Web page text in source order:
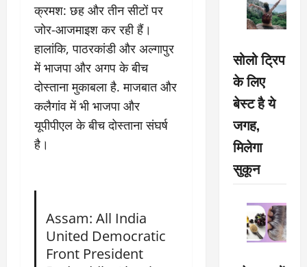
क्रमश: छह और तीन सीटों पर
जोर-आजमाइश कर रही हैं।
हालांकि, पाठरकांडी और अल्गापुर
में भाजपा और अगप के बीच
दोस्ताना मुकाबला है. माजबात और
कलैगांव में भी भाजपा और
यूपीपीएल के बीच दोस्ताना संघर्ष
है।
Assam: All India
United Democratic
Front President
सोलो ट्रिप
के लिए
बेस्ट है ये
जगह,
मिलेगा
सुकून